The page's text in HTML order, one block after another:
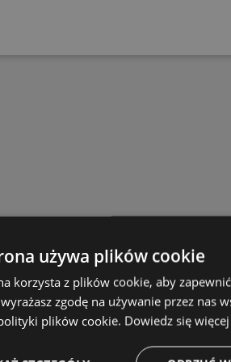
używa plików cookie
korzysta z plików cookie, aby
zgodę na używanie przez nas
plików cookie. Dowiedz się więcej